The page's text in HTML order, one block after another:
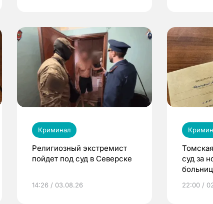
Криминал
Религиозный экстремист
пойдет под суд в Северске
14:26 / 03.08.26
суд за
22:00 /